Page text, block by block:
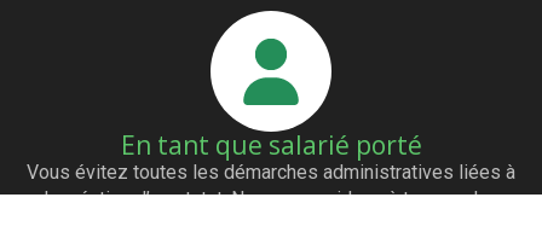
En tant que salarié porté
Vous évitez toutes les démarches administratives liées à
la création d’un statut. Nous vous aidons à trouver des